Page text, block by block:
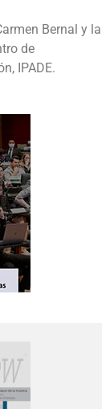
Bernal y la
de
IPADE.